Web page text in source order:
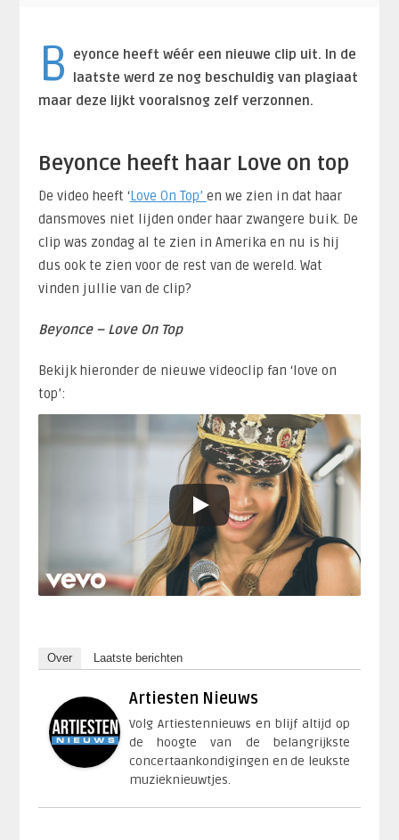
B
eyonce heeft wéér een nieuwe clip uit. In de
laatste werd ze nog beschuldig van plagiaat
maar deze lijkt vooralsnog zelf verzonnen.
Beyonce heeft haar Love on top
De video heeft ‘Love On Top’ en we zien in dat haar
dansmoves niet lijden onder haar zwangere buik. De
clip was zondag al te zien in Amerika en nu is hij
dus ook te zien voor de rest van de wereld. Wat
vinden jullie van de clip?
Beyonce – Love On Top
Bekijk hieronder de nieuwe videoclip fan ‘love on
top’:
Over Laatste berichten
Artiesten Nieuws
Volg Artiestennieuws en blijf altijd op
de hoogte van de belangrijkste
concertaankondigingen en de leukste
muzieknieuwtjes.